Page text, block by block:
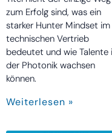
zum Erfolg sind, was ein
starker Hunter Mindset im
technischen Vertrieb
bedeutet und wie Talente
der Photonik wachsen
können.
Weiterlesen »